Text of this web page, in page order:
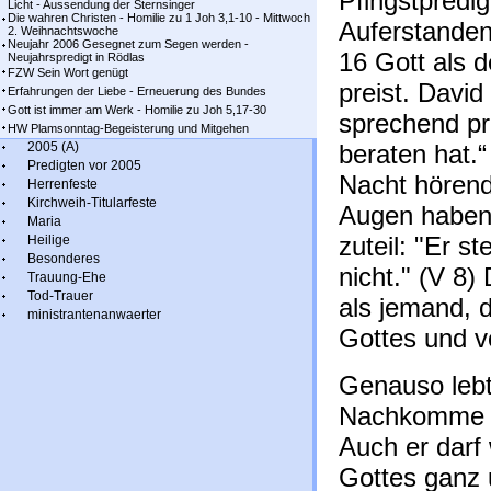
Licht - Aussendung der Sternsinger
Die wahren Christen - Homilie zu 1 Joh 3,1-10 - Mittwoch
2. Weihnachtswoche
Neujahr 2006 Gesegnet zum Segen werden -
Neujahrspredigt in Rödlas
FZW Sein Wort genügt
Erfahrungen der Liebe - Erneuerung des Bundes
Gott ist immer am Werk - Homilie zu Joh 5,17-30
HW Plamsonntag-Begeisterung und Mitgehen
2005 (A)
Predigten vor 2005
Herrenfeste
Kirchweih-Titularfeste
Maria
Heilige
Besonderes
Trauung-Ehe
Tod-Trauer
ministrantenanwaerter
16 Gott als
preist.
sprechend
beraten
Nacht
Augen
zuteil: "Er
nicht." (V 8)
als jemand,
Gottes und
Genauso
Auch er darf
Gottes ganz